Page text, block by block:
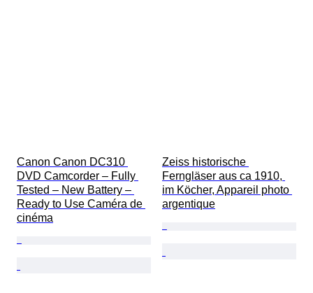
Canon Canon DC310
DVD Camcorder – Fully
Tested – New Battery –
Ready to Use Caméra de
cinéma
Zeiss historische
Ferngläser aus ca 1910,
im Köcher, Appareil photo
argentique